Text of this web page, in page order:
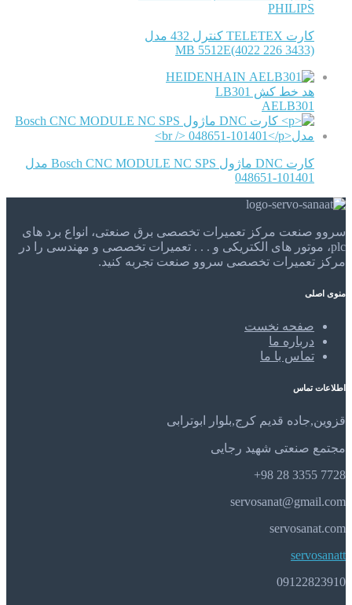
PHILIPS
کارت TELETEX کنترل 432 مدل
MB 5512E(4022 226 3433)
HEIDENHAIN
هد خط کش LB301
AELB301
کارت DNC ماژول Bosch CNC MODULE NC SPS مدل
048651-101401
سروو صنعت مرکز تعمیرات تخصصی برق صنعتی، انواع برد های
plc، موتور های الکتریکی و . . . تعمیرات تخصصی و مهندسی را در
مرکز تعمیرات تخصصی سروو صنعت تجربه کنید.
منوی اصلی
صفحه نخست
درباره ما
تماس با ما
اطلاعات تماس
قزوین,جاده قدیم کرج,بلوار ابوترابی
مجتمع صنعتی شهید رجایی
7728 3355 28 98+
servosanat@gmail.com
servosanat.com
servosanatt
09122823910